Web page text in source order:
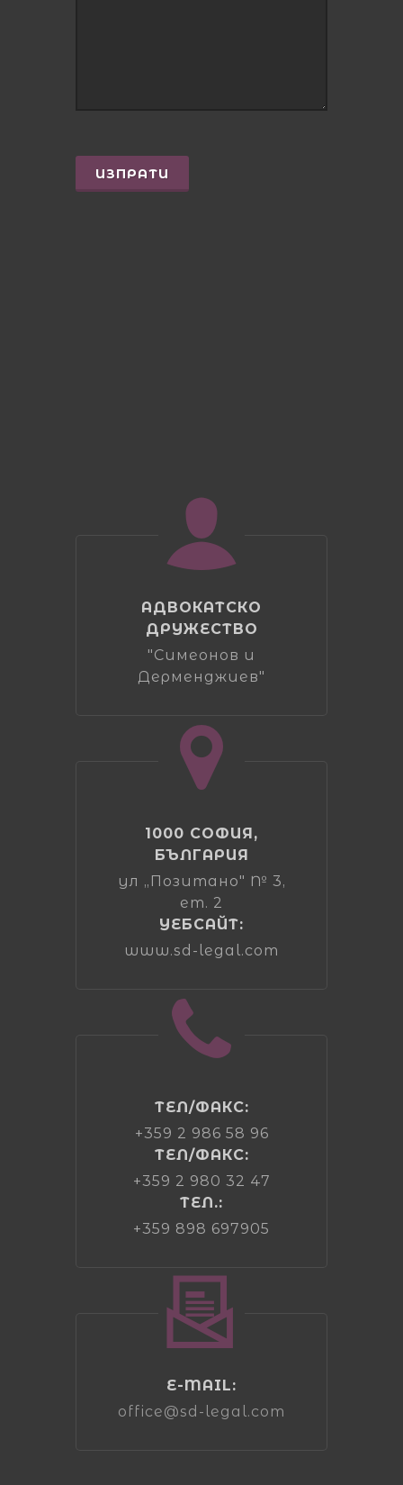
ИЗПРАТИ
АДВОКАТСКО
ДРУЖЕСТВО
"Симеонов и
Дерменджиев"
1000 СОФИЯ,
БЪЛГАРИЯ
ул „Позитано" № 3,
ет. 2
УЕБСАЙТ:
www.sd-legal.com
ТЕЛ/ФАКС:
+359 2 986 58 96
ТЕЛ/ФАКС:
+359 2 980 32 47
ТЕЛ.:
+359 898 697905
E-MAIL:
office@sd-legal.com